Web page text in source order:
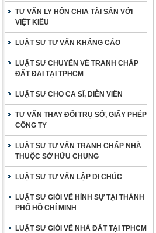
TƯ VẤN LY HÔN CHIA TÀI SẢN VỚI
VIỆT KIỀU
LUẬT SƯ TƯ VẤN KHÁNG CÁO
LUẬT SƯ CHUYÊN VỀ TRANH CHẤP
ĐẤT ĐAI TẠI TPHCM
LUẬT SƯ CHO CA SĨ, DIỄN VIÊN
TƯ VẤN THAY ĐỔI TRỤ SỞ, GIẤY PHÉP
CÔNG TY
LUẬT SƯ TƯ VẤN TRANH CHẤP NHÀ
THUỘC SỞ HỮU CHUNG
LUẬT SƯ TƯ VẤN LẬP DI CHÚC
LUẬT SƯ GIỎI VỀ HÌNH SỰ TẠI THÀNH
PHỐ HỒ CHÍ MINH
LUẬT SƯ GIỎI VỀ NHÀ ĐẤT TẠI TPHCM